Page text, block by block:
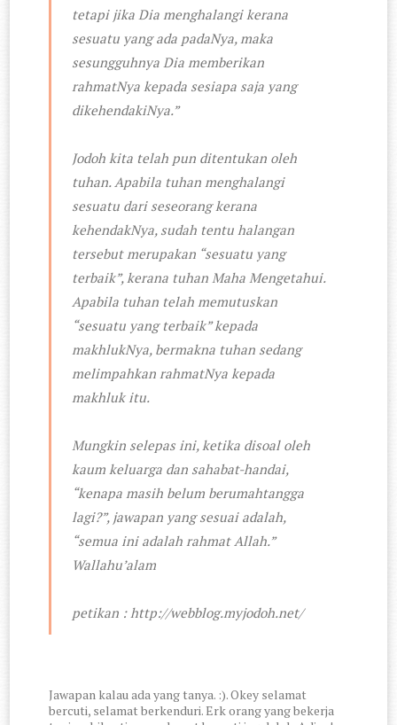
tetapi jika Dia menghalangi kerana
sesuatu yang ada padaNya, maka
sesungguhnya Dia memberikan
rahmatNya kepada sesiapa saja yang
dikehendakiNya.”
Jodoh kita telah pun ditentukan oleh
tuhan. Apabila tuhan menghalangi
sesuatu dari seseorang kerana
kehendakNya, sudah tentu halangan
tersebut merupakan “sesuatu yang
terbaik”, kerana tuhan Maha Mengetahui.
Apabila tuhan telah memutuskan
“sesuatu yang terbaik” kepada
makhlukNya, bermakna tuhan sedang
melimpahkan rahmatNya kepada
makhluk itu.
Mungkin selepas ini, ketika disoal oleh
kaum keluarga dan sahabat-handai,
“kenapa masih belum berumahtangga
lagi?”, jawapan yang sesuai adalah,
“semua ini adalah rahmat Allah.”
Wallahu’alam
petikan : http://webblog.myjodoh.net/
Jawapan kalau ada yang tanya. :). Okey selamat
bercuti, selamat berkenduri. Erk orang yang bekerja